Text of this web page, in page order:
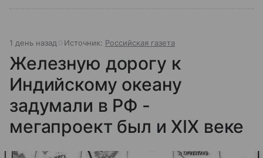
1 день назад Источник: Российская газета
Железную дорогу к
Индийскому океану
задумали в РФ -
мегапроект был и XIX веке